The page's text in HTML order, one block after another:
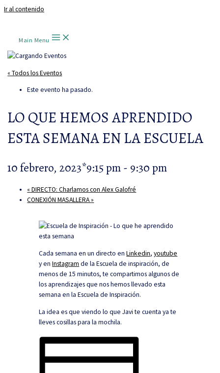
Ir al contenido
Main Menu
« Todos los Eventos
Este evento ha pasado.
LO QUE HEMOS APRENDIDO
ESTA SEMANA EN LA ESCUELA
10 febrero, 2023*9:15 pm- 9:30 pm
«DIRECTO: Charlamos con Alex Galofré
CONEXIÓN MASALLERA»
Cada semana en un directo enLinkedin,youtube
y enInstagram de la Escuela de inspiración, de
menos de 15 minutos, te compartimos algunos de
los aprendizajes que nos hemos llevado esta
semana en la Escuela de Inspiración.
La idea es que viendo lo que Javi te cuenta ya te
lleves cosillas para la mochila.